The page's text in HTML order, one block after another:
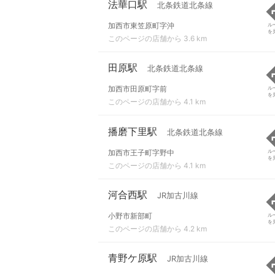
法華口駅 北条鉄道北条線
加西市東笠原町字沖
このページの店舗から 3.6 km
ル
を
田原駅 北条鉄道北条線
加西市田原町字前
このページの店舗から 4.1 km
ル
を
播磨下里駅 北条鉄道北条線
加西市王子町字野中
このページの店舗から 4.1 km
ル
を
河合西駅 JR加古川線
小野市新部町
このページの店舗から 4.2 km
ル
を
青野ケ原駅 JR加古川線